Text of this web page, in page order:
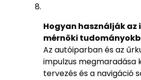
Hogyan használják az
mérnöki
Az autóiparban és az
impulzus megmaradása
tervezés és a navigáció